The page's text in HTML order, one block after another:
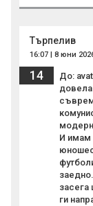
Търпелив
16:07 | 8 юни
14
До:
И имам
засега
ги